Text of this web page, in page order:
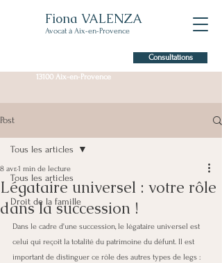
Fiona VALENZA
Avocat à Aix-en-Provence
13100 Aix-en-Provence
Consultations
Post
Tous les articles
Droit de la famille
Tous les articles
Légataire universel : votre rôle
dans la succession !
8 avr.1 min de lecture
Dans le cadre d'une succession, le légataire universel est
celui qui reçoit la totalité du patrimoine du défunt. Il est
important de distinguer ce rôle des autres types de legs :